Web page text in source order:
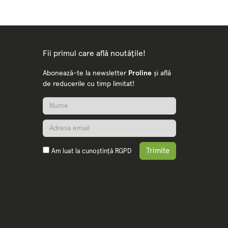
Fii primul care află noutățile!
Abonează-te la newsletter Prolineși află
de reducerile cu timp limitat!
Am luat la cunoștință RGPD Trimite